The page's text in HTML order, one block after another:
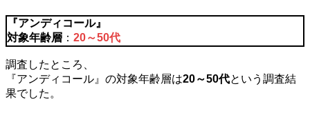
『アンディコール』
対象年齢層 ： 20～50代
調査したところ、
『アンディコール』の対象年齢層は20～50代という調査結
果でした。